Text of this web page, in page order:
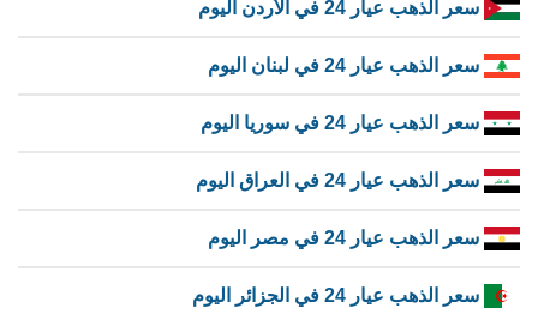
سعر الذهب عيار 24 في الأردن اليوم
سعر الذهب عيار 24 في لبنان اليوم
سعر الذهب عيار 24 في سوريا اليوم
سعر الذهب عيار 24 في العراق اليوم
سعر الذهب عيار 24 في مصر اليوم
سعر الذهب عيار 24 في الجزائر اليوم